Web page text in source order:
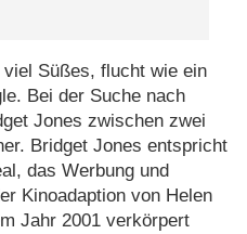
Süßes, flucht wie ein
Bei der Suche nach
Jones zwischen zwei
Bridget Jones entspricht
das Werbung und
Kinoadaption von Helen
Jahr 2001 verkörpert